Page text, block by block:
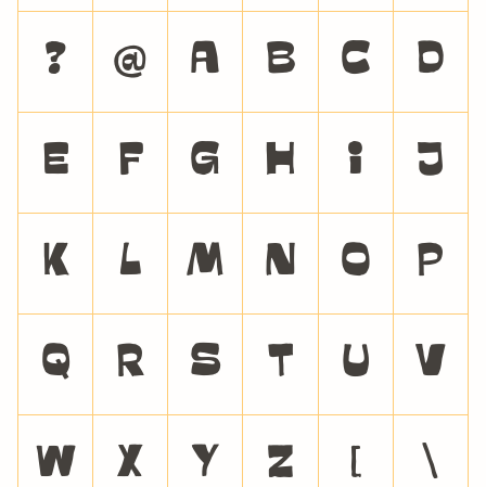
? @ A B C D
E F G H I J
K L M N O P
Q R S T U V
W X Y Z [ \